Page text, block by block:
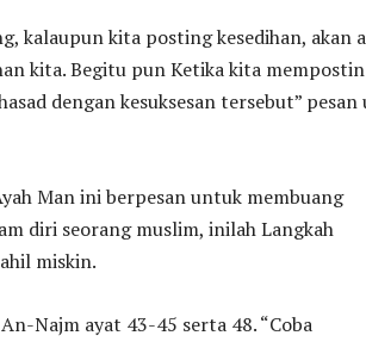
kalaupun kita posting kesedihan, akan
kita. Begitu pun Ketika kita
dengan kesuksesan tersebut” pesan
Man ini berpesan untuk membuang
diri seorang muslim, inilah Langkah
miskin.
Najm ayat 43-45 serta 48. “Coba